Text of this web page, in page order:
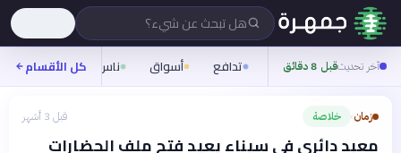
هل تبحث عن شيء؟
آخر تحديثقبل 8 دقائق تدافع أسواق ناس روح
كل الأقسام
زمان› خلاصة قبل 3 أشهر
معبد دائري في سيناء يعيد فتح ملف الحضارات